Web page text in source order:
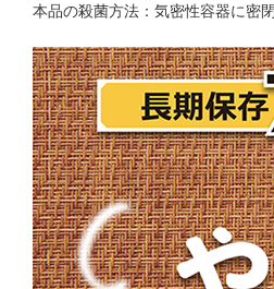
本品の殺菌方法：気密性容器に密